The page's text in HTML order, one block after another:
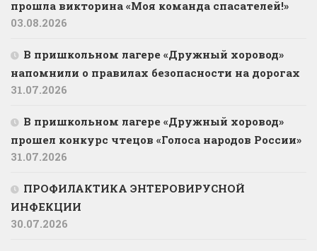
прошла викторина «Моя команда спасателей!»
03.08.2026
В пришкольном лагере «Дружный хоровод»
напомнили о правилах безопасности на дорогах
31.07.2026
В пришкольном лагере «Дружный хоровод»
прошел конкурс чтецов «Голоса народов России»
31.07.2026
ПРОФИЛАКТИКА ЭНТЕРОВИРУСНОЙ
ИНФЕКЦИИ
30.07.2026